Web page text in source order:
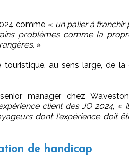
comme « un palier à franchir
problèmes comme la
»
au sens large, de
manager chez
client des JO 2024, «
dont l'expérience doit
de handicap